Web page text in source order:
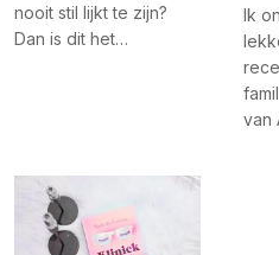
nooit stil lijkt te zijn?
Dan is dit het…
Ik
van